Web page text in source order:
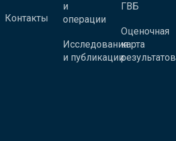
Контакты
и
операции
Исследования
и публикации
ГВБ
Оценочная
карта
результатов